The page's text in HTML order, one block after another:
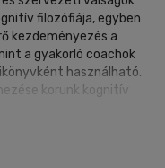
filozófiája, egyben
kezdeményezés a
a gyakorló coachok
használható.
korunk kognitív
de adekvátan
üzenetét